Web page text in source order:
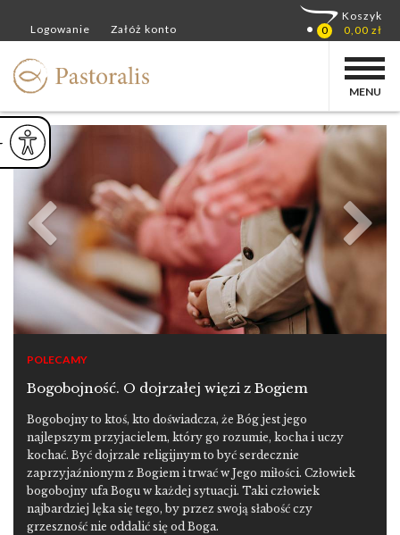
czcionkę
czcionka
Powiększ czcionkę
MENU
POLECAMY
Bogobojność. O dojrzałej więzi z Bogiem
Bogobojny to ktoś, kto doświadcza, że Bóg jest jego
najlepszym przyjacielem, który go rozumie, kocha i uczy
kochać. Być dojrzale religijnym to być serdecznie
zaprzyjaźnionym z Bogiem i trwać w Jego miłości. Człowiek
bogobojny ufa Bogu w każdej sytuacji. Taki człowiek
najbardziej lęka się tego, by przez swoją słabość czy
grzeszność nie oddalić się od Boga.